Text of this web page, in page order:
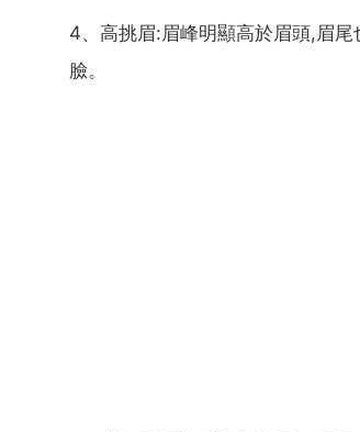
4、高挑眉:眉峰明顯高於眉頭,眉
臉。